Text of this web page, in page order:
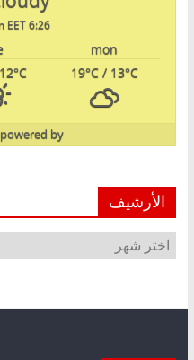
6:26 am
EET
mon
19°C/ 13°C
°C
powered by
الأرشيف
الأرشيف